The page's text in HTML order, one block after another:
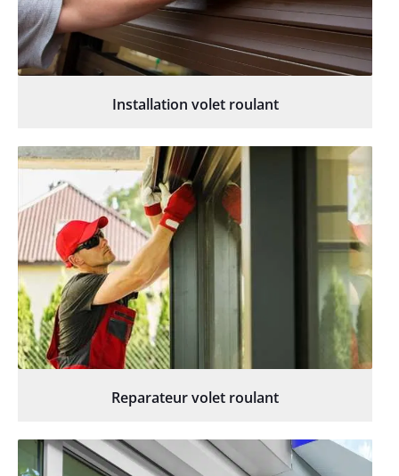
Installation volet roulant
Reparateur volet roulant